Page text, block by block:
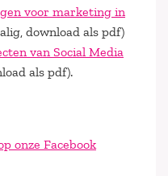
voor marketing in
download als pdf)
van Social Media
als pdf).
onze Facebook